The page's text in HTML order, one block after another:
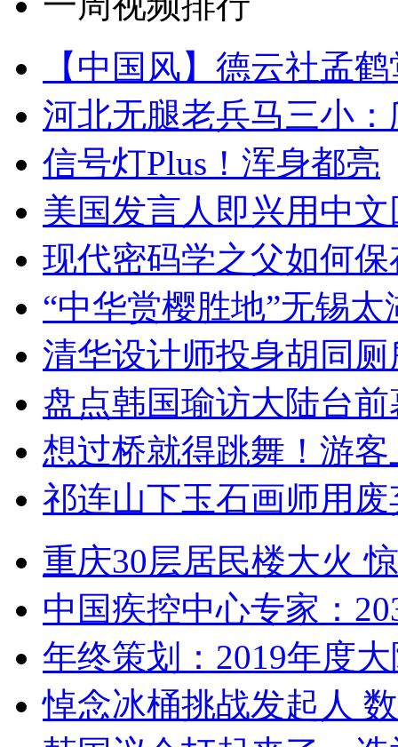
【中国风】德云社孟
河北无腿老兵马三小
信号灯Plus！浑身都亮
美国发言人即兴用中
现代密码学之父如何
“中华赏樱胜地”无锡
清华设计师投身胡同
盘点韩国瑜访大陆台
想过桥就得跳舞！游客
祁连山下玉石画师用
重庆30层居民楼大火
中国疾控中心专家：
年终策划：2019年度
悼念冰桶挑战发起人